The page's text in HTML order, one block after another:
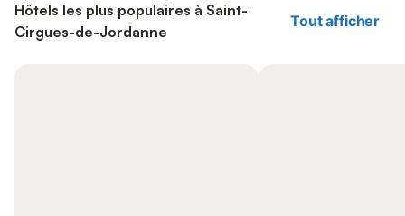
Hôtels les plus populaires à Saint-
Cirgues-de-Jordanne
Tout afficher